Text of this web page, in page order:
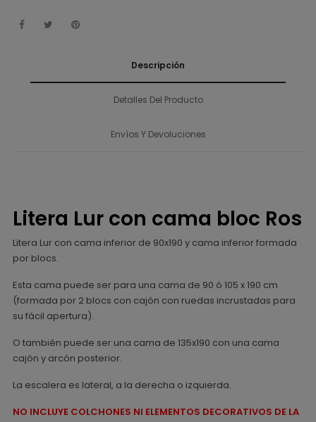
Descripción
Detalles Del Producto
Envíos Y Devoluciones
Litera Lur con cama bloc Ros
Litera Lur con cama inferior de 90x190 y cama inferior formada
por blocs.
Esta cama puede ser para una cama de 90 ó 105 x 190 cm
(formada por 2 blocs con cajón con ruedas incrustadas para
su fácil apertura).
O también puede ser una cama de 135x190 con una cama
cajón y arcón posterior.
La escalera es lateral, a la derecha o izquierda.
NO INCLUYE COLCHONES NI ELEMENTOS DECORATIVOS DE LA